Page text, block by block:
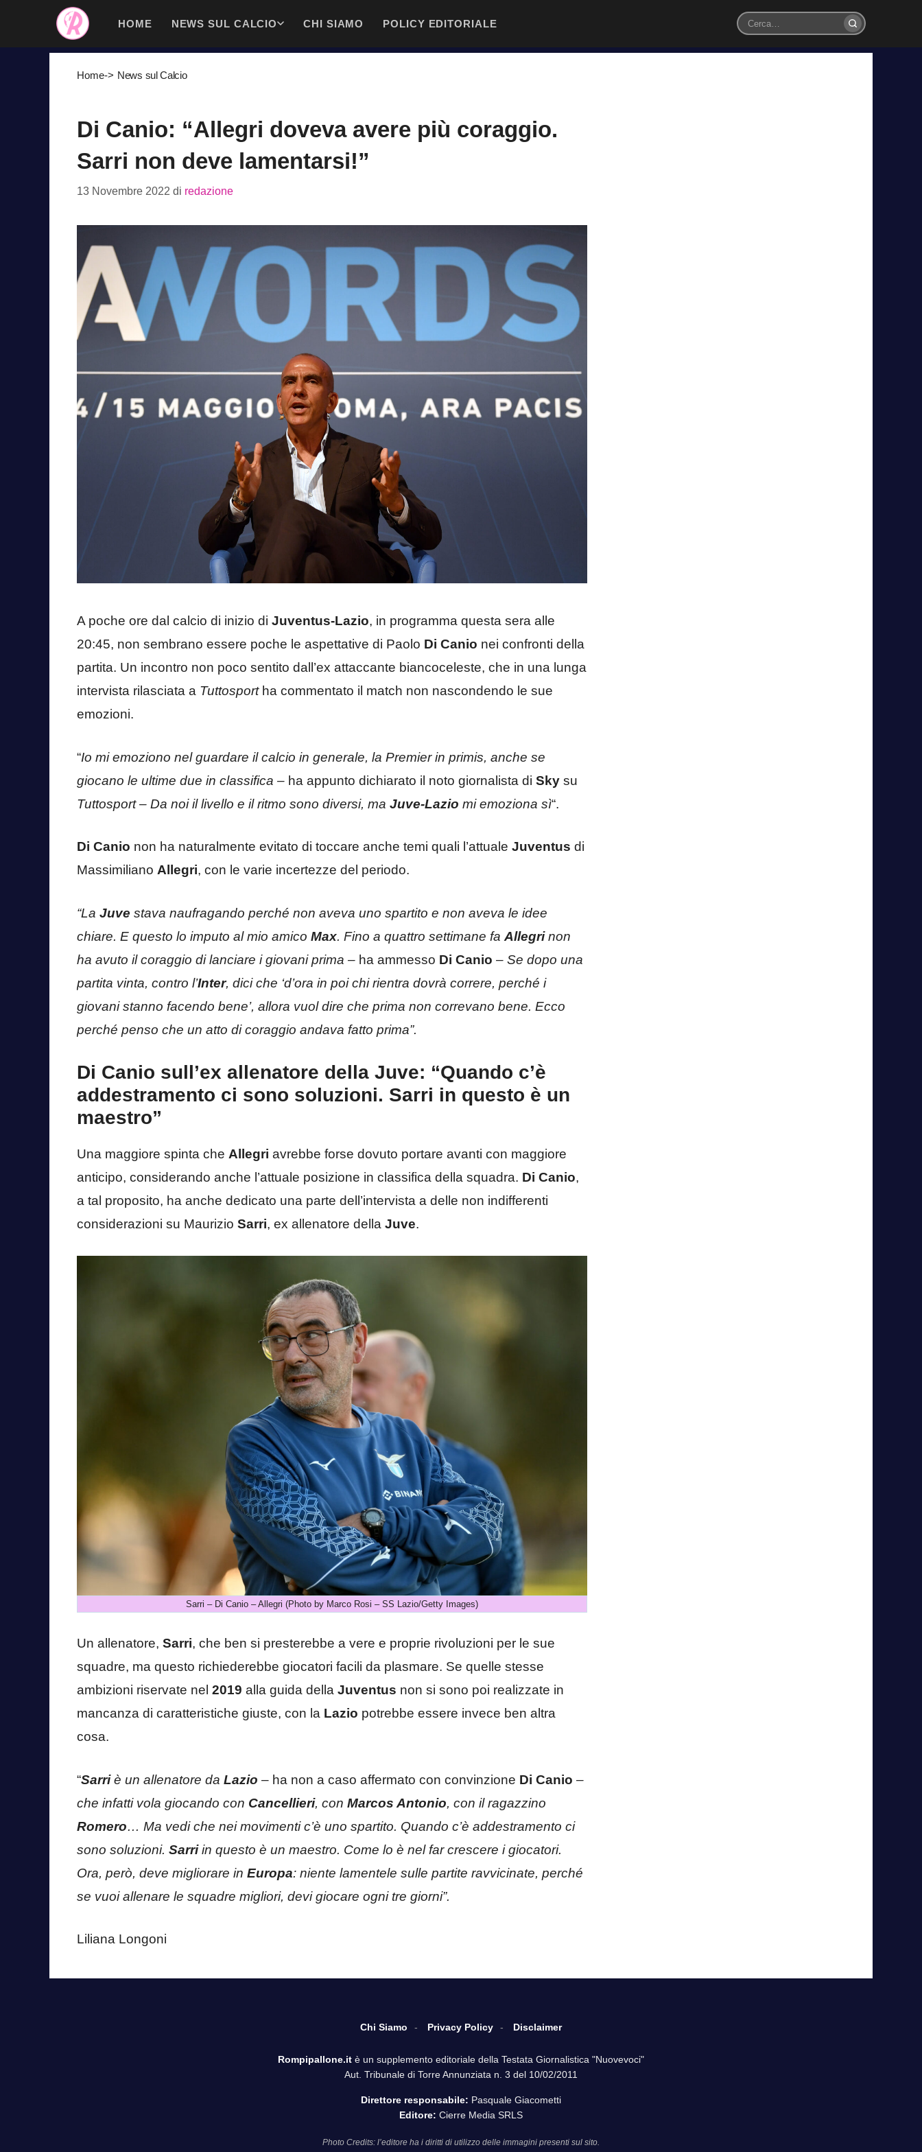
contenuto
HOME NEWS SUL CALCIO CHI SIAMO POLICY EDITORIALE
Cerca
Home-> News sul Calcio
Di Canio: “Allegri doveva avere più coraggio.
Sarri non deve lamentarsi!”
13 Novembre 2022 di redazione
A poche ore dal calcio di inizio di Juventus-Lazio, in programma questa sera alle
20:45, non sembrano essere poche le aspettative di Paolo Di Canio nei confronti della
partita. Un incontro non poco sentito dall’ex attaccante biancoceleste, che in una lunga
intervista rilasciata a Tuttosportha commentato il match non nascondendo le sue
emozioni.
“Io mi emoziono nel guardare il calcio in generale, la Premier in primis, anche se
giocano le ultime due in classifica – ha appunto dichiarato il noto giornalista di Sky su
Tuttosport – Da noi il livello e il ritmo sono diversi, ma Juve-Lazio mi emoziona sì“.
Di Canio non ha naturalmente evitato di toccare anche temi quali l’attuale Juventus di
Massimiliano Allegri, con le varie incertezze del periodo.
“La Juve stava naufragando perché non aveva uno spartito e non aveva le idee
chiare. E questo lo imputo al mio amico Max. Fino a quattro settimane fa Allegrinon
ha avuto il coraggio di lanciare i giovani prima – ha ammesso Di Canio – Se dopo una
partita vinta, contro l’Inter, dici che ‘d’ora in poi chi rientra dovrà correre, perché i
giovani stanno facendo bene’, allora vuol dire che prima non correvano bene. Ecco
perché penso che un atto di coraggio andava fatto prima”.
Di Canio sull’ex allenatore della Juve: “Quando c’è
addestramento ci sono soluzioni. Sarri in questo è un
maestro”
Una maggiore spinta che Allegri avrebbe forse dovuto portare avanti con maggiore
anticipo, considerando anche l’attuale posizione in classifica della squadra. Di Canio,
a tal proposito, ha anche dedicato una parte dell’intervista a delle non indifferenti
considerazioni su Maurizio Sarri, ex allenatore della Juve.
Sarri – Di Canio – Allegri (Photo by Marco Rosi – SS Lazio/Getty Images)
Un allenatore, Sarri, che ben si presterebbe a vere e proprie rivoluzioni per le sue
squadre, ma questo richiederebbe giocatori facili da plasmare. Se quelle stesse
ambizioni riservate nel 2019 alla guida della Juventus non si sono poi realizzate in
mancanza di caratteristiche giuste, con la Lazio potrebbe essere invece ben altra
cosa.
“Sarriè un allenatore da Lazio – ha non a caso affermato con convinzione Di Canio –
che infatti vola giocando con Cancellieri, con Marcos Antonio, con il ragazzino
Romero… Ma vedi che nei movimenti c’è uno spartito. Quando c’è addestramento ci
sono soluzioni. Sarriin questo è un maestro. Come lo è nel far crescere i giocatori.
Ora, però, deve migliorare in Europa: niente lamentele sulle partite ravvicinate, perché
se vuoi allenare le squadre migliori, devi giocare ogni tre giorni”.
Liliana Longoni
Chi Siamo Privacy Policy Disclaimer
Rompipallone.it è un supplemento editoriale della Testata Giornalistica "Nuovevoci"
Aut. Tribunale di Torre Annunziata n. 3 del 10/02/2011
Direttore responsabile: Pasquale Giacometti
Editore: Cierre Media SRLS
Photo Credits: l’editore ha i diritti di utilizzo delle immagini presenti sul sito.